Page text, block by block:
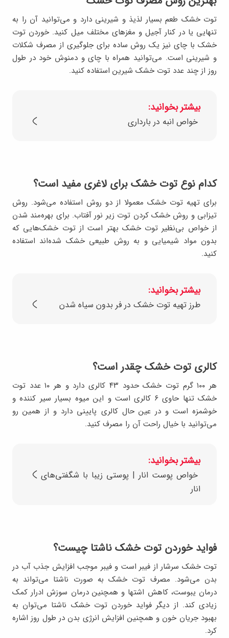
توت خشک طعم بسیار لذیذ و شیرینی دارد و می‌توانید آن را به
تنهایی یا در کنار آجیل و مغزهای مختلف میل کنید. خوردن توت
خشک با چای نیز یک روش ساده برای جلوگیری از مصرف شکلات
و شیرینی است. می‌توانید همراه با چای و دمنوش خود در طول
روز از چند عدد توت خشک شیرین استفاده کنید.
بیشتر بخوانید:
خواص انبه در بارداری
کدام نوع توت خشک برای لاغری مفید است؟
برای تهیه توت خشک معمولا از دو روش استفاده می‌شود. روش
تیزابی و روش خشک کردن توت زیر نور آفتاب. برای بهره‌مند شدن
از خواص بی‌نظیر توت خشک بهتر است از توت خشک‌هایی که
بدون مواد شیمیایی و به روش طبیعی خشک شده‌اند استفاده
کنید.
بیشتر بخوانید:
طرز تهیه توت خشک در فر بدون سیاه شدن
کالری توت خشک چقدر است؟
هر ۱۰۰ گرم توت خشک حدود ۴۳ کالری دارد و هر ۱۰ عدد توت
خشک تنها حاوی ۶ کالری است و این میوه بسیار سیر کننده و
خوشمزه است و در عین حال کالری پایینی دارد و از همین رو
می‌توانید با خیال راحت آن را مصرف کنید.
بیشتر بخوانید:
خواص پوست انار | پوستی زیبا با شگفتی‌های
انار
فواید خوردن توت خشک ناشتا چیست؟
توت خشک سرشار از فیبر است و فیبر موجب افزایش جذب آب در
بدن می‌شود. مصرف توت خشک به صورت ناشتا می‌تواند به
درمان یبوست، کاهش اشتها و همچنین درمان سوزش ادرار کمک
زیادی کند. از دیگر فواید خوردن توت خشک ناشتا می‌توان به
بهبود جریان خون و همچنین افزایش انرژی بدن در طول روز اشاره
کرد.